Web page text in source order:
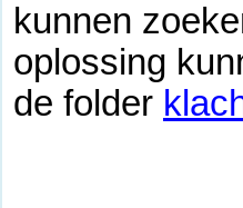
kunnen
oplossing
de folder